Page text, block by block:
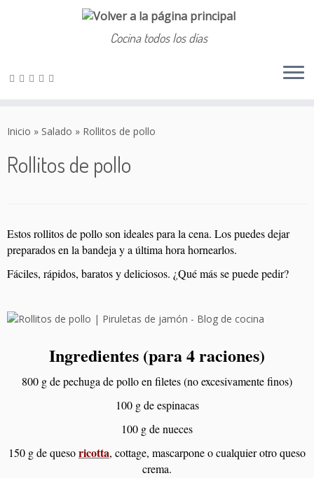
Cocina todos los días
Inicio » Salado » Rollitos de pollo
Rollitos de pollo
Estos rollitos de pollo son ideales para la cena. Los puedes dejar
preparados en la bandeja y a última hora hornearlos.
Fáciles, rápidos, baratos y deliciosos. ¿Qué más se puede pedir?
Ingredientes (para 4 raciones)
800 g de pechuga de pollo en filetes (no excesivamente finos)
100 g de espinacas
100 g de nueces
150 g de quesoricotta, cottage, mascarpone o cualquier otro queso
crema.